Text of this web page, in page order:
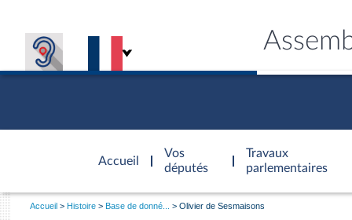
Accueil
d'accueil
Vos
députés
Travaux
parlementaires
Vous
Accueil Histoire Base de donné... Olivier de Sesmaisons